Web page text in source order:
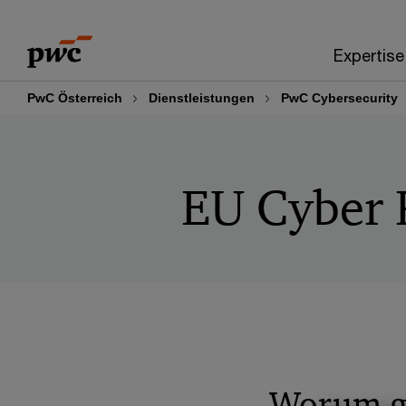
content
footer
Expertise
PwC Österreich Dienstleistungen PwC Cybersecurity
EU Cyber